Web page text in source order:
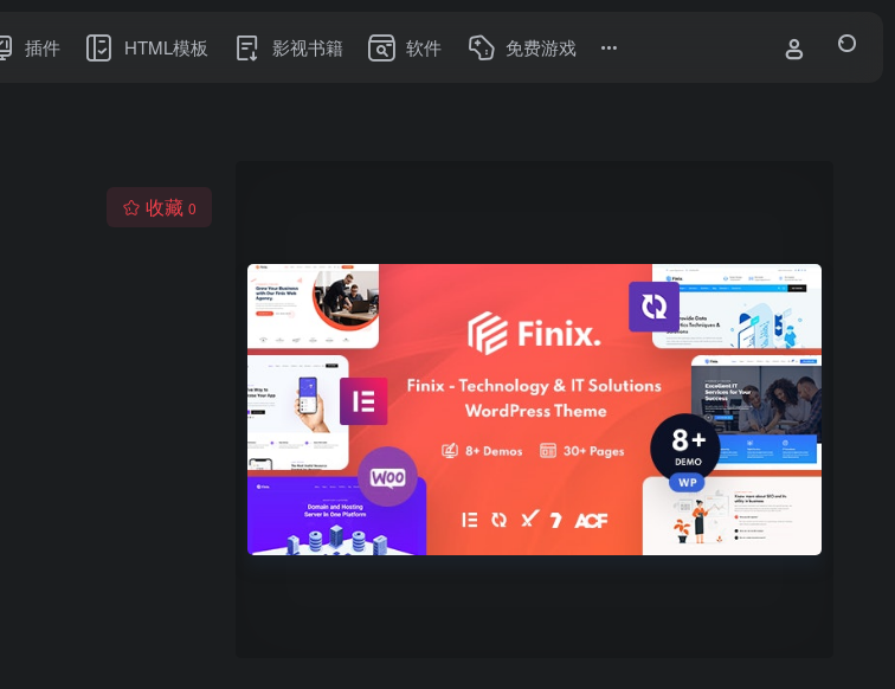
插件 HTML模板 影视书籍 软件 免费游戏
收藏 0